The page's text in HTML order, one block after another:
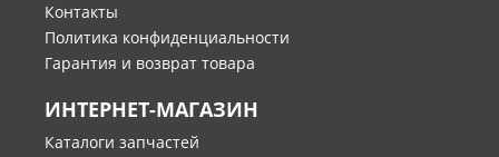
Контакты
Политика конфиденциальности
Гарантия и возврат товара
ИНТЕРНЕТ-МАГАЗИН
Каталоги запчастей